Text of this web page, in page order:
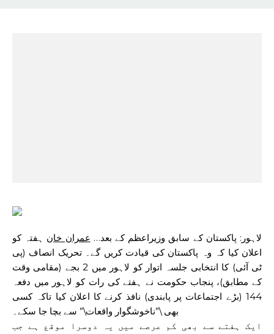
لاہور: پاکستان کے سابق وزیراعظم کے بعد… عمران خان ہفتہ کو
اعلان کیا کہ وہ پاکستان کی قیادت کریں گے۔تحریک انصاف (پی
ٹی آئی) کا انتخابی جلسہ اتوار کو لاہور میں 2 بجے (مقامی وقت
کے مطابق)، پنجاب حکومت نے ہفتے کی رات کو لاہور میں دفعہ
144 (بڑے اجتماعات پر پابندی) نافذ کرنے کا اعلان کیا تاکہ کسی
بھی \”ناخوشگوار واقعات\” سے بچا جا سکے۔
ایک ہفتے سے بھی کم عرصے میں یہ دوسرا موقع ہے جب